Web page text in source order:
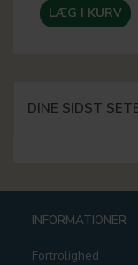
LÆG I KURV
DINE SIDST
INFORMATIONER
Fortrolighed